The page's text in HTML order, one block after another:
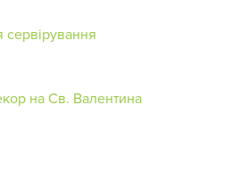
на Св. Валентина